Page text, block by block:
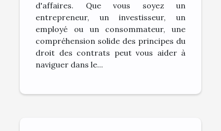
d'affaires. Que vous soyez un
entrepreneur, un investisseur, un
employé ou un consommateur, une
compréhension solide des principes du
droit des contrats peut vous aider à
naviguer dans le...